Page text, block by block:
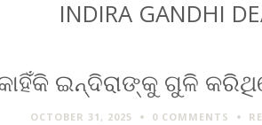
INDIRA GANDHI
ଇନ୍ଦିରାଙ୍କୁ ଗୁଳି
OCTOBER 31, 2025 0 COMMENTS